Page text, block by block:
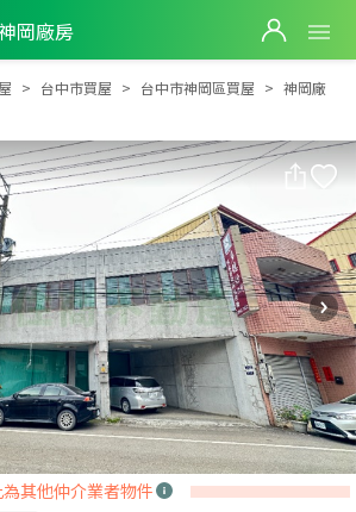
岡廠房
台中市買屋 台中市神岡區買屋
神岡廠
為其他仲介業者物件